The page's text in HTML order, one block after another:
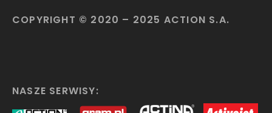
COPYRIGHT © 2020 – 2025 ACTION S.A.
NASZE SERWISY: